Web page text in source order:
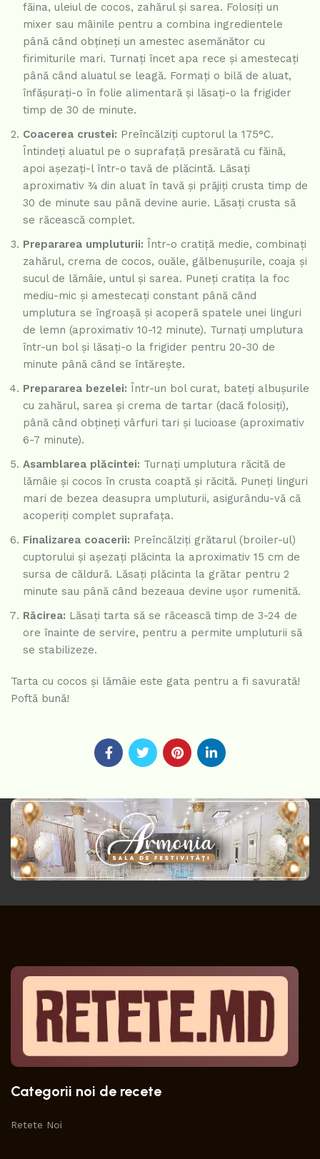
făina, uleiul de cocos, zahărul și sarea. Folosiți un
mixer sau mâinile pentru a combina ingredientele
până când obțineți un amestec asemănător cu
firimiturile mari. Turnați încet apa rece și amestecați
până când aluatul se leagă. Formați o bilă de aluat,
înfășurați-o în folie alimentară și lăsați-o la frigider
timp de 30 de minute.
Coacerea crustei: Preîncălziți cuptorul la 175°C.
Întindeți aluatul pe o suprafață presărată cu făină,
apoi așezați-l într-o tavă de plăcintă. Lăsați
aproximativ ¾ din aluat în tavă și prăjiți crusta timp de
30 de minute sau până devine aurie. Lăsați crusta să
se răcească complet.
Prepararea umpluturii: Într-o cratiță medie, combinați
zahărul, crema de cocos, ouăle, gălbenușurile, coaja și
sucul de lămâie, untul și sarea. Puneți cratița la foc
mediu-mic și amestecați constant până când
umplutura se îngroașă și acoperă spatele unei linguri
de lemn (aproximativ 10-12 minute). Turnați umplutura
într-un bol și lăsați-o la frigider pentru 20-30 de
minute până când se întărește.
Prepararea bezelei: Într-un bol curat, bateți albușurile
cu zahărul, sarea și crema de tartar (dacă folosiți),
până când obțineți vârfuri tari și lucioase (aproximativ
6-7 minute).
Asamblarea plăcintei: Turnați umplutura răcită de
lămâie și cocos în crusta coaptă și răcită. Puneți linguri
mari de bezea deasupra umpluturii, asigurându-vă că
acoperiți complet suprafața.
Finalizarea coacerii: Preîncălziți grătarul (broiler-ul)
cuptorului și așezați plăcinta la aproximativ 15 cm de
sursa de căldură. Lăsați plăcinta la grătar pentru 2
minute sau până când bezeaua devine ușor rumenită.
Răcirea: Lăsați tarta să se răcească timp de 3-24 de
ore înainte de servire, pentru a permite umpluturii să
se stabilizeze.
Tarta cu cocos și lămâie este gata pentru a fi savurată!
Poftă bună!
Categorii noi de recete
Retete Noi